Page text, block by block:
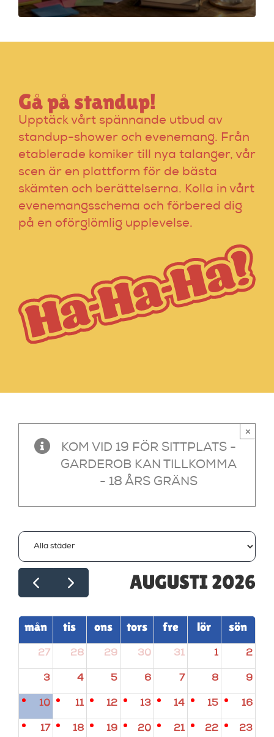
insikter om
evenemangskalender
Gå på standup!
Upptäck vårt spännande utbud av
standup-shower och evenemang. Från
etablerade komiker till nya talanger, vår
scen är en plattform för de bästa
skämten och berättelserna. Kolla in vårt
evenemangsschema och förbered dig
på en oförglömlig upplevelse.
KOM VID 19 FÖR SITTPLATS -
GARDEROB KAN TILLKOMMA
- 18 ÅRS GRÄNS
×
AUGUSTI 2026
mån tis ons tors fre lör sön
27 28 29 30 31 1 2
3 4 5 6 7 8 9
10 11 12 13 14 15 16
17 18 19 20 21 22 23